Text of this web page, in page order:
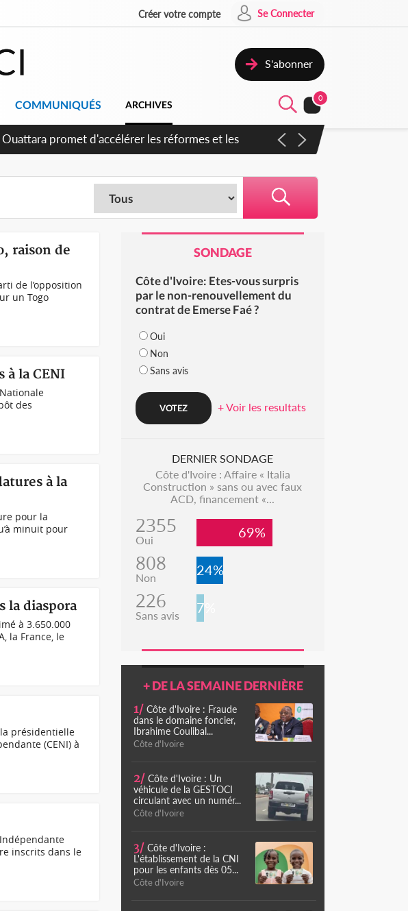
Créer votre compte Se Connecter
S'abonner
COMMUNIQUÉS ARCHIVES
0
ivoirien et veut s'en inspirer pour accélérer le
raison de
de l’opposition
un Togo
à la CENI
des
à la
pour la
minuit pour
la diaspora
à 3.650.000
la France, le
présidentielle
(CENI) à
inscrits dans le
SONDAGE
Côte d'Ivoire: Etes-vous surpris
par le non-renouvellement du
contrat de Emerse Faé ?
Oui
Non
Sans avis
+ Voir les resultats
DERNIER SONDAGE
Côte d'Ivoire : Affaire « Italia
Construction » sans ou avec faux
ACD, financement «...
2355
Oui 69%
808
Non 24%
226
Sans avis 7%
+ DE LA SEMAINE DERNIÈRE
1/ Côte d'Ivoire : Fraude
dans le domaine foncier,
Ibrahime Coulibal...
Côte d'Ivoire
2/ Côte d'Ivoire : Un
véhicule de la GESTOCI
circulant avec un numér...
Côte d'Ivoire
3/ Côte d'Ivoire :
L'établissement de la CNI
pour les enfants dès 05...
Côte d'Ivoire